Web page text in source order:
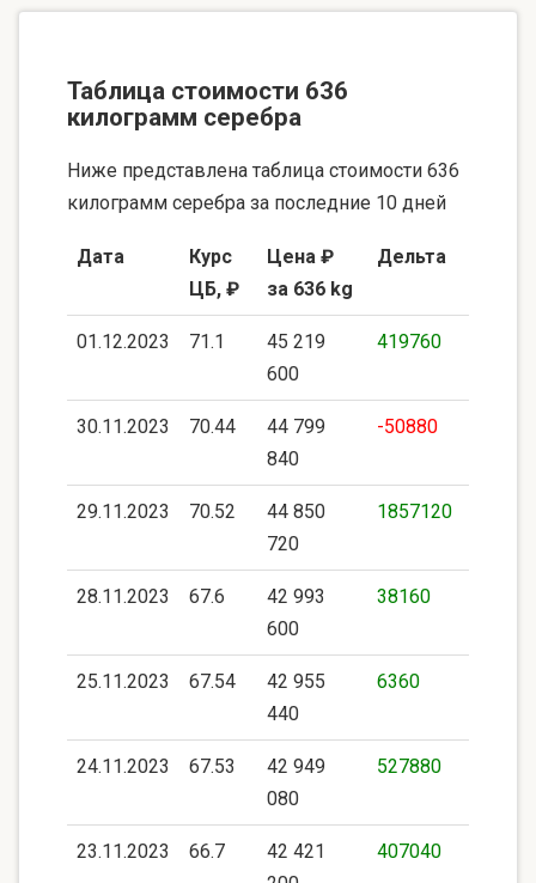
Таблица стоимости 636
килограмм серебра
Ниже представлена таблица стоимости 636
килограмм серебра за последние 10 дней
Дата
Курс
ЦБ, ₽
Цена ₽
за 636 kg
Дельта
01.12.2023 71.1
45 219
600
419760
30.11.2023 70.44
44 799
840
-50880
29.11.2023 70.52
44 850
720
1857120
28.11.2023 67.6
42 993
600
38160
25.11.2023 67.54
42 955
440
6360
24.11.2023 67.53
42 949
080
527880
23.11.2023 66.7
42 421
407040